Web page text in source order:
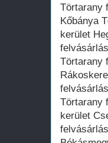
Törtarany
Kőbánya
kerület
Törtarany
Törtarany
kerület